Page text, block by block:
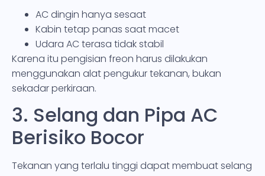
AC dingin hanya sesaat
Kabin tetap panas saat macet
Udara AC terasa tidak stabil
Karena itu pengisian freon harus dilakukan
menggunakan alat pengukur tekanan, bukan
sekadar perkiraan.
3. Selang dan Pipa AC
Berisiko Bocor
Tekanan yang terlalu tinggi dapat membuat selang